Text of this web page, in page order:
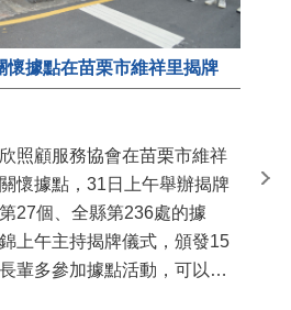
懷據點在苗栗市維祥里揭牌
照顧服務協會在苗栗市維祥
懷據點，31日上午舉辦揭牌
27個、全縣第236處的據
上午主持揭牌儀式，頒發15
輩多參加據點活動，可以更
苗